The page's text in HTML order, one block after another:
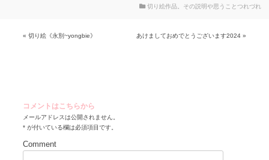
切り絵作品。その説明や思うことつれづれ
投
ー
シ
ョ
« 切り絵《永別~yongbie》 あけましておめでとうございます2024 »
コメントはこちらから
メールアドレスは公開されません。
* が付いている欄は必須項目です。
Comment